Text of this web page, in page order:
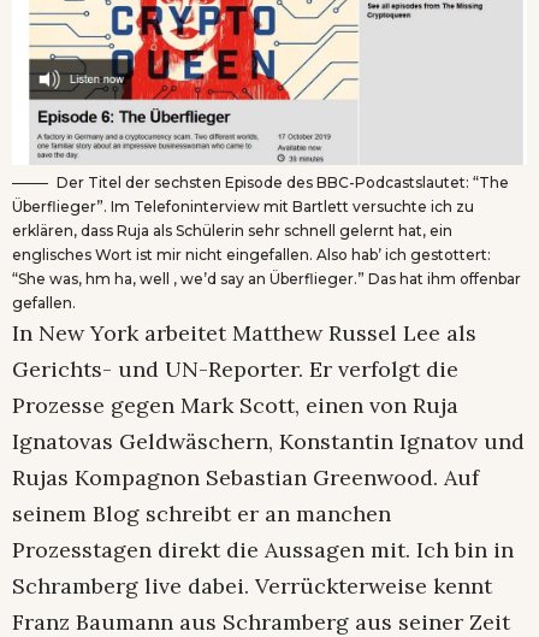
Der Titel der sechsten Episode des BBC-Podcastslautet: “The
Überflieger”. Im Telefoninterview mit Bartlett versuchte ich zu
erklären, dass Ruja als Schülerin sehr schnell gelernt hat, ein
englisches Wort ist mir nicht eingefallen. Also hab’ ich gestottert:
“She was, hm ha, well , we’d say an Überflieger.” Das hat ihm offenbar
gefallen.
In New York arbeitet Matthew Russel Lee als
Gerichts- und UN-Reporter. Er verfolgt die
Prozesse gegen Mark Scott, einen von Ruja
Ignatovas Geldwäschern, Konstantin Ignatov und
Rujas Kompagnon Sebastian Greenwood. Auf
seinem Blog schreibt er an manchen
Prozesstagen direkt die Aussagen mit. Ich bin in
Schramberg live dabei. Verrückterweise kennt
Franz Baumann aus Schramberg aus seiner Zeit